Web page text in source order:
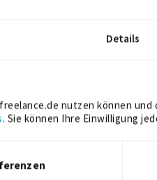
Details
nutzen können
. Sie können Ihre Einwilligung